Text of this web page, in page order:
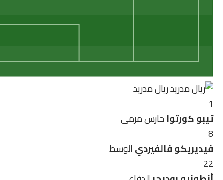
ريال مدريد
1
تيبو كورتواحارس مرمى
8
فيديريكو فالفيرديالوسط
22